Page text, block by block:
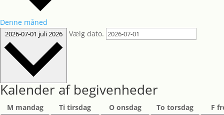
Denne måned
2026-07-01 juli 2026 Vælg dato.
Kalender af begivenheder
M mandag Ti tirsdag O onsdag To torsdag F